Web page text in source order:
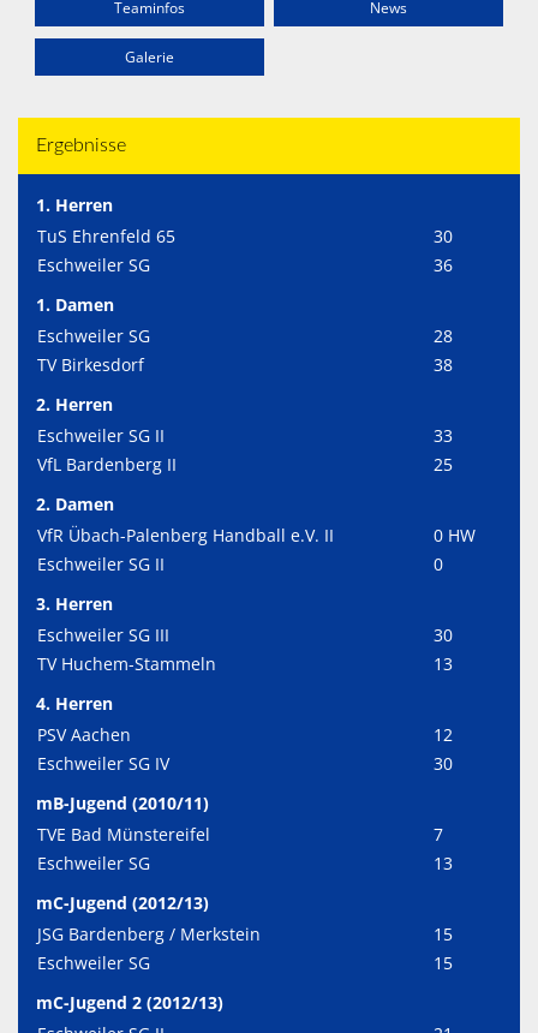
Teaminfos News
Galerie
Ergebnisse
1. Herren
TuS Ehrenfeld 65
30
Eschweiler SG
36
1. Damen
Eschweiler SG
28
TV Birkesdorf
38
2. Herren
Eschweiler SG II
33
VfL Bardenberg II
25
2. Damen
VfR Übach-Palenberg Handball e.V. II
0 HW
Eschweiler SG II
0
3. Herren
Eschweiler SG III
30
TV Huchem-Stammeln
13
4. Herren
PSV Aachen
12
Eschweiler SG IV
30
mB-Jugend (2010/11)
TVE Bad Münstereifel
7
Eschweiler SG
13
mC-Jugend (2012/13)
JSG Bardenberg / Merkstein
15
Eschweiler SG
15
mC-Jugend 2 (2012/13)